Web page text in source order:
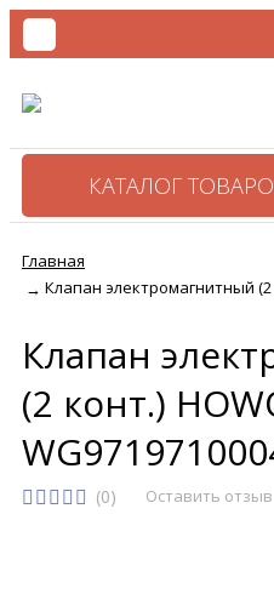
КАТАЛОГ
Главная
→ Клапан электромагнитный (2
Клапан
(2 конт.)
(0) Оставить отзыв